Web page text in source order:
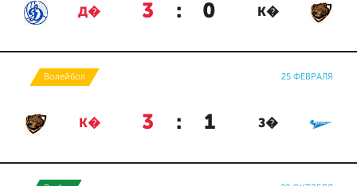
Д� 3 : 0 К�
Волейбол 25 ФЕВРАЛЯ
К� 3 : 1 З�